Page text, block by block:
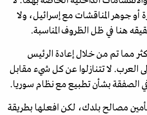
أو جوهر المناقشات مع إسرائيل، ولا
هنا في ظل الظروف المناسبة.
مما تم من خلال إعادة الرئيس
العرب. لا تتنازلوا عن كل شيء مقابل
الصفقة بشأن تطبيع مع نظام سوريا.
مصالح بلدك، لكن افعلها بطريقة